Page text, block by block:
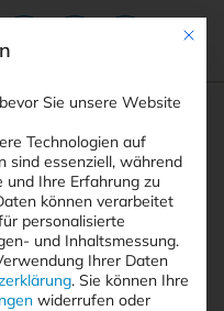
HACKING
Mit
Sie unsere Website
Technologien auf
sind essenziell, während
Ihre Erfahrung zu
können verarbeitet
personalisierte
und Inhaltsmessung.
Ihrer Daten
. Sie können Ihre
widerrufen oder